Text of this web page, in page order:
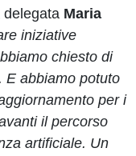
delegata Maria
iniziative
chiesto di
E abbiamo potuto
per i
il percorso
artificiale. Un